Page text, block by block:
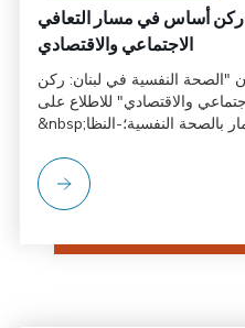
ركن أساس في مسار التعافي
الاجتماعي والاقتصادي
"الصحة النفسية في لبنان: ركن
والاقتصادي" للاطلاع على:-